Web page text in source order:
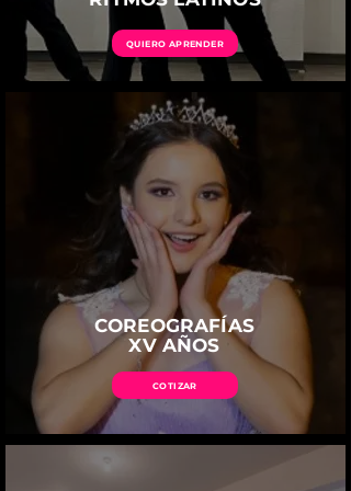
QUIERO APRENDER
COREOGRAFÍAS
XV AÑOS
COTIZAR